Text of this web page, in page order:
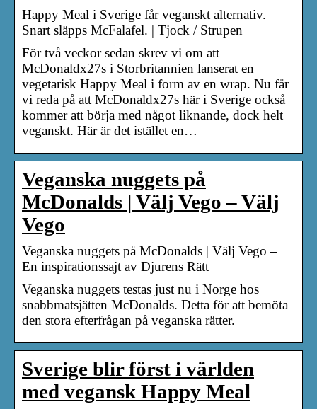
Happy Meal i Sverige får veganskt alternativ.
Snart släpps McFalafel. | Tjock / Strupen
För två veckor sedan skrev vi om att
McDonaldx27s i Storbritannien lanserat en
vegetarisk Happy Meal i form av en wrap. Nu får
vi reda på att McDonaldx27s här i Sverige också
kommer att börja med något liknande, dock helt
veganskt. Här är det istället en…
Veganska nuggets på
McDonalds | Välj Vego – Välj
Vego
Veganska nuggets på McDonalds | Välj Vego –
En inspirationssajt av Djurens Rätt
Veganska nuggets testas just nu i Norge hos
snabbmatsjätten McDonalds. Detta för att bemöta
den stora efterfrågan på veganska rätter.
Sverige blir först i världen
med vegansk Happy Meal